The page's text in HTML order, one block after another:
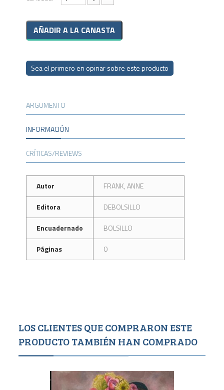
Sea el primero en opinar sobre este producto
ARGUMENTO
INFORMACIÓN
CRÍTICAS/REVIEWS
Autor
FRANK, ANNE
Editora
DEBOLSILLO
Encuadernado
BOLSILLO
Páginas
0
LOS CLIENTES QUE COMPRARON ESTE
PRODUCTO TAMBIÉN HAN COMPRADO